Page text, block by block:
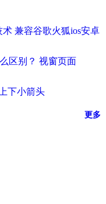
术 兼容谷歌火狐ios安卓
区别？ 视窗页面
下小箭头
更多